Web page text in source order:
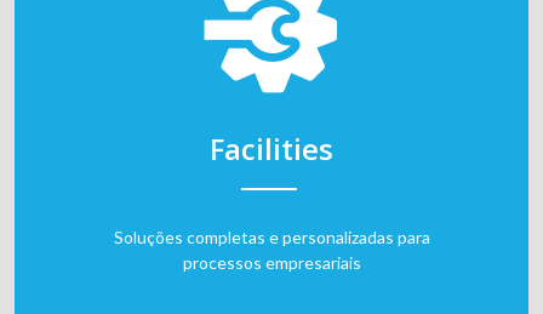
Facilities
Soluções completas e personalizadas para
processos empresariais